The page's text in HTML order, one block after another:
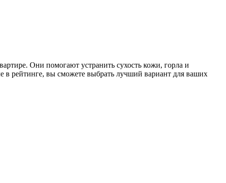
Они помогают устранить сухость кожи, горла и
в рейтинге, вы сможете выбрать лучший вариант для ваших